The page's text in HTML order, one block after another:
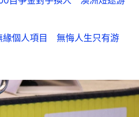
緣個人項目 無悔人生只有游